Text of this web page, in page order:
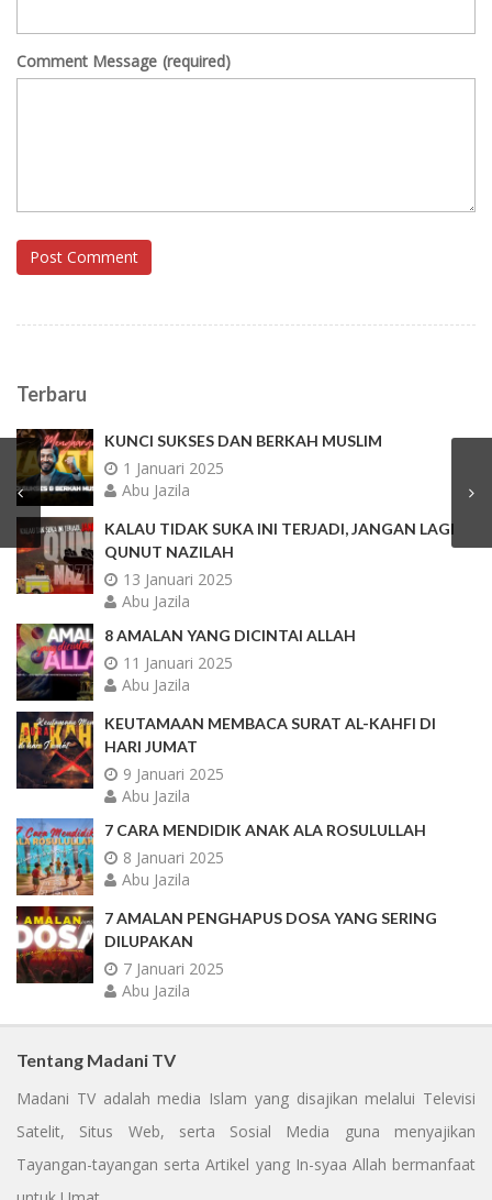
Comment Message (required)
Post Comment
Terbaru
KUNCI SUKSES DAN BERKAH MUSLIM
1 Januari 2025
Abu Jazila
KALAU TIDAK SUKA INI TERJADI, JANGAN LAGI
QUNUT NAZILAH
13 Januari 2025
Abu Jazila
8 AMALAN YANG DICINTAI ALLAH
11 Januari 2025
Abu Jazila
KEUTAMAAN MEMBACA SURAT AL-KAHFI DI
HARI JUMAT
9 Januari 2025
Abu Jazila
7 CARA MENDIDIK ANAK ALA ROSULULLAH
8 Januari 2025
Abu Jazila
7 AMALAN PENGHAPUS DOSA YANG SERING
DILUPAKAN
7 Januari 2025
Abu Jazila
Tentang Madani TV
Madani TV adalah media Islam yang disajikan melalui Televisi
Satelit, Situs Web, serta Sosial Media guna menyajikan
Tayangan-tayangan serta Artikel yang In-syaa Allah bermanfaat